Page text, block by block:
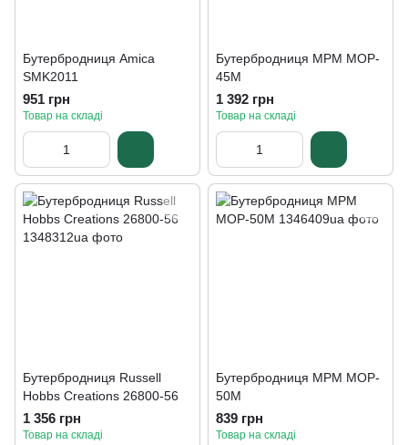
Бутербродниця Amica
SMK2011
951 грн
Товар на складі
Бутербродниця MPM MOP-
45M
1 392 грн
Товар на складі
Бутербродниця Russell
Hobbs Creations 26800-56
1 356 грн
Товар на складі
Бутербродниця MPM MOP-
50M
839 грн
Товар на складі